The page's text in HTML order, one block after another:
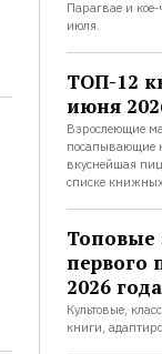
Парагвае и
июля.
ТОП-12
июня
Взрослеющие
посапывающие
вкуснейшая
списке
Топовые
первого
2026 года
Культовые,
книги,